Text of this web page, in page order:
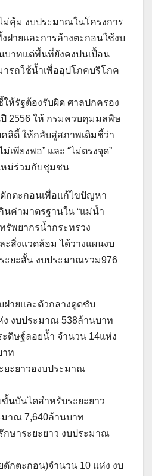
ม่คุ้ม งบประมาณในโครงการ
ฝายและการล้างตะกอนใช้งบ
บาทแต่พื้นที่ยังคงปนเปื้อน
ารถใช้น้ำเพื่ออุปโภคบริโภค
ห้รัฐต้องรับผิด ศาลปกครอง
2556 ให้ กรมควบคุมมลพิษ
ลิตี้ ให้กลับสู่สภาพเดิมชี้ว่า
เพียงพอ” และ “ไม่ตรงจุด”
หม่ร่วมกับชุมชน
กตะกอนเพื่อแก้ไขปัญหา
นค่ามาตรฐานใน “แม่น้ำ
รัพยากรน้ำกระทรวง
สิ่งแวดล้อม ได้วางแผนงบ
ะยะสั้น งบประมาณรวม976
ายและตัวกลางดูดซับ
ง งบประมาณ 538ล้านบาท
ดิษฐ์ลอยน้ำ จำนวน 14แห่ง
าท
ยะยาวองบประมาณ
นบันไดสำหรับระยะยาว
มาณ 7,640ล้านบาท
กษาระยะยาว งบประมาณ
กตะกอน)จำนวน 10 แห่ง งบ